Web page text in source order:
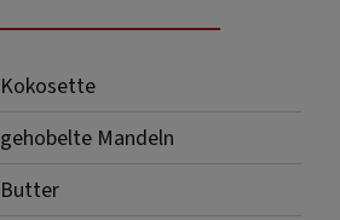
Kokosette
gehobelte Mandeln
Butter